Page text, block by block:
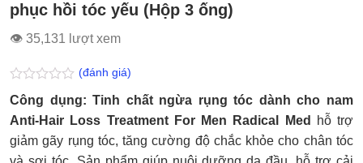
phục hồi tóc yếu (Hộp 3 ống)
👁 35,131 lượt xem
Được
xếp
hạng
0.0
5
sao
(đánh giá)
Công dụng: Tinh chất ngừa rụng tóc dành cho nam
Anti-Hair Loss Treatment For Men Radical Med
hỗ trợ
giảm gãy rụng tóc, tăng cường độ chắc khỏe cho chân tóc